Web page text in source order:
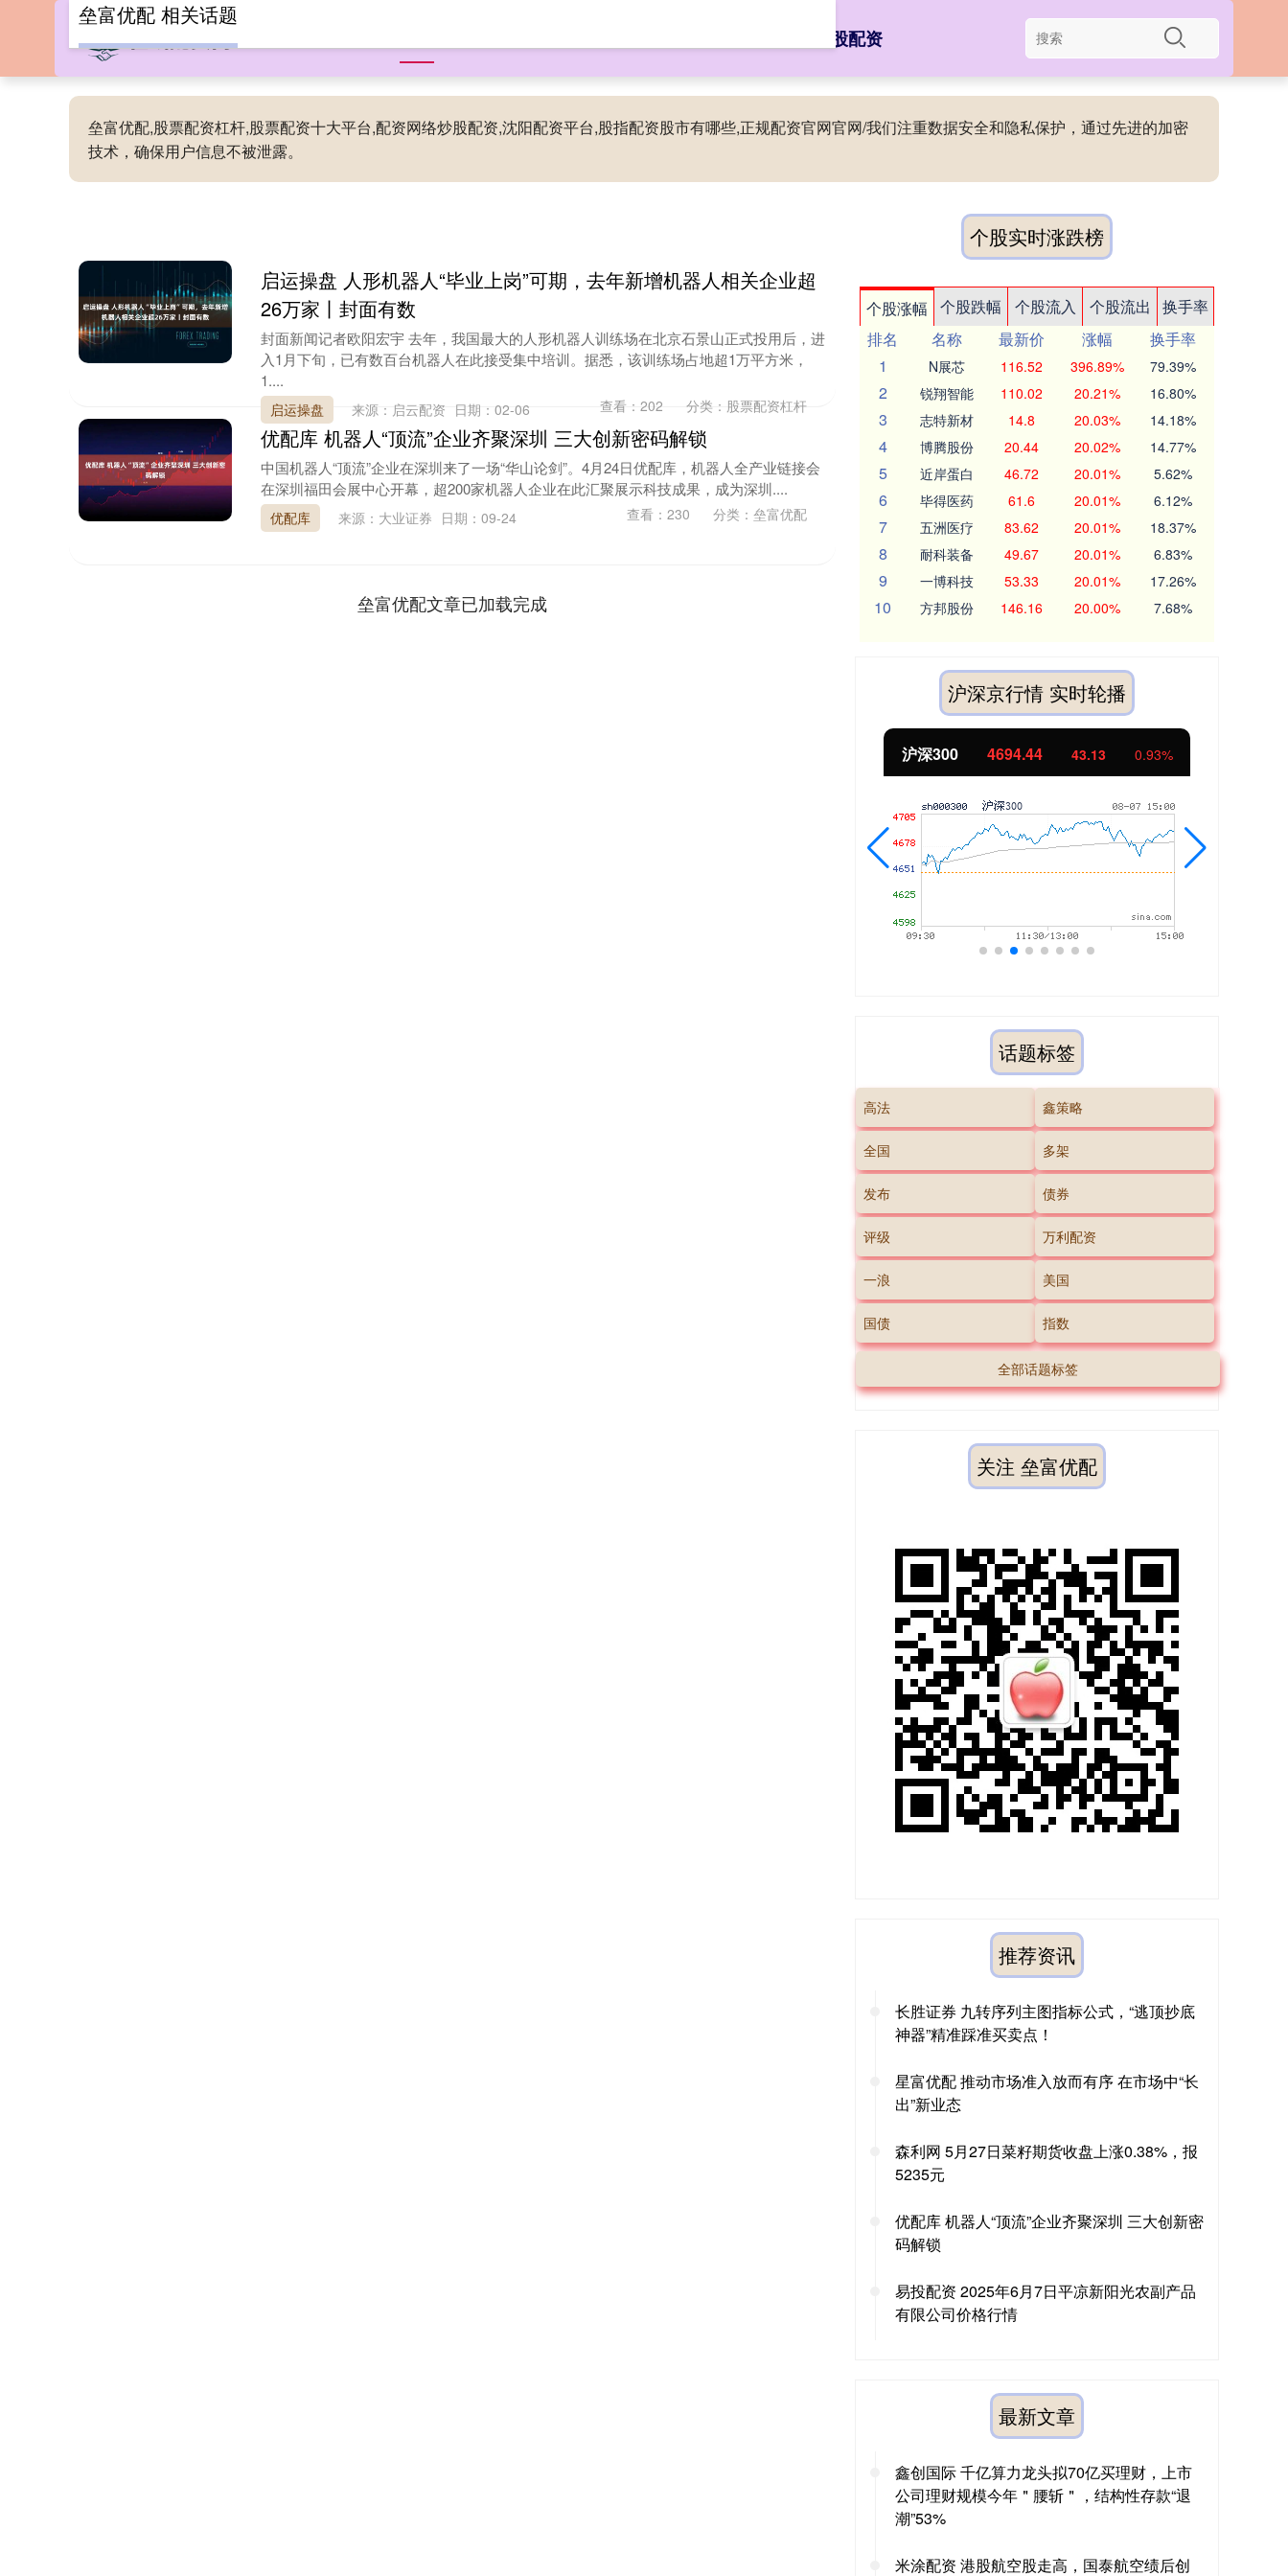
配资网络炒股配资
垒富优配,股票配资杠杆,股票配资十大平台,配资网络炒股配资,沈阳配资平台,股指配资股市有哪些,正规配资官网官网/我们注重数据安全和隐私保护，通过先进的加密
技术，确保用户信息不被泄露。
垒富优配 相关话题
启运操盘 人形机器人“毕业上岗”可期，去年新增机器人相关企业超
26万家丨封面有数
封面新闻记者欧阳宏宇 去年，我国最大的人形机器人训练场在北京石景山正式投用后，进
入1月下旬，已有数百台机器人在此接受集中培训。据悉，该训练场占地超1万平方米，
1....
启运操盘 来源：启云配资 日期：02-06 查看： 202 分类： 股票配资杠杆
优配库 机器人“顶流”企业齐聚深圳 三大创新密码解锁
中国机器人“顶流”企业在深圳来了一场“华山论剑”。4月24日优配库，机器人全产业链接会
在深圳福田会展中心开幕，超200家机器人企业在此汇聚展示科技成果，成为深圳....
优配库 来源：大业证券 日期：09-24 查看： 230 分类： 垒富优配
垒富优配文章已加载完成
个股实时涨跌榜
个股涨幅 个股跌幅 个股流入 个股流出
换手率
排名
名称 最新价 涨幅
换手率
1
N展芯 116.52 396.89% 79.39%
2 锐翔智能 110.02 20.21% 16.80%
3 志特新材 14.8 20.03% 14.18%
4 博腾股份 20.44 20.02% 14.77%
5 近岸蛋白 46.72 20.01% 5.62%
6 毕得医药 61.6 20.01% 6.12%
7 五洲医疗 83.62 20.01% 18.37%
8 耐科装备 49.67 20.01% 6.83%
9 一博科技 53.33 20.01% 17.26%
10 方邦股份 146.16 20.00% 7.68%
沪深京行情 实时轮播
沪深300 4694.44 43.13 0.93%
话题标签
高法 鑫策略
全国 多架
发布 债券
评级 万利配资
一浪 美国
国债 指数
全部话题标签
关注 垒富优配
推荐资讯
长胜证券 九转序列主图指标公式，“逃顶抄底
神器”精准踩准买卖点！
星富优配 推动市场准入放而有序 在市场中“长
出”新业态
森利网 5月27日菜籽期货收盘上涨0.38%，报
5235元
优配库 机器人“顶流”企业齐聚深圳 三大创新密
码解锁
易投配资 2025年6月7日平凉新阳光农副产品
有限公司价格行情
最新文章
鑫创国际 千亿算力龙头拟70亿买理财，上市
公司理财规模今年＂腰斩＂，结构性存款“退
潮”53%
米涂配资 港股航空股走高，国泰航空绩后创